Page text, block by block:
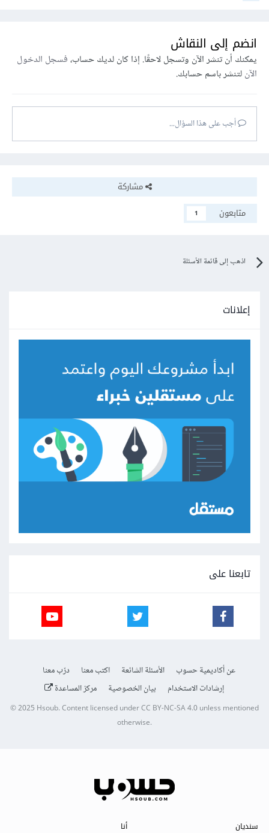
انضم إلى النقاش
يمكنك أن تنشر الآن وتسجل لاحقًا. إذا كان لديك حساب،فسجل الدخول
الآنلتنشر باسم حسابك.
أجب على هذا السؤال...
مشاركة
متابعون
1
اذهب إلى قائمة الأسئلة
إعلانات
تابعنا على
عن أكاديمية حسوب الأسئلة الشائعة اكتب معنا
درّب معنا
إرشادات الاستخدام
بيان الخصوصية مركز المساعدة
© 2025Hsoub.Content licensed underCC BY-NC-SA 4.0unless mentioned
otherwise.